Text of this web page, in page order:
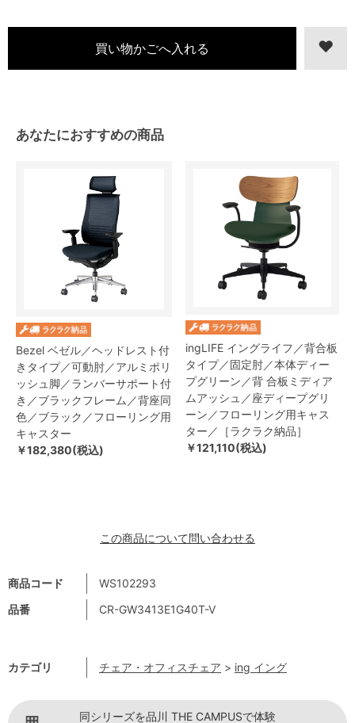
商品コード
WS102293
品番
CR-GW3413E1G40T-V
カテゴリ チェア・オフィスチェア > ing イング
あなたにおすすめの商品
Bezel ベゼル／ヘッドレスト付
きタイプ／可動肘／アルミポリ
ッシュ脚／ランバーサポート付
き／ブラックフレーム／背座同
色／ブラック／フローリング用
キャスター
￥182,380(税込)
ingLIFE イングライフ／背合板
タイプ／固定肘／本体ディー
プグリーン／背 合板ミディア
ムアッシュ／座ディープグリ
ーン／フローリング用キャス
ター／［ラクラク納品］
￥121,110(税込)
この商品について問い合わせる
同シリーズを品川 THE CAMPUSで体験